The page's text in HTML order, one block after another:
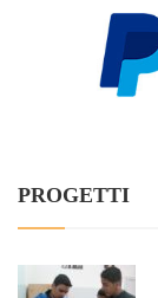
PROGETTI